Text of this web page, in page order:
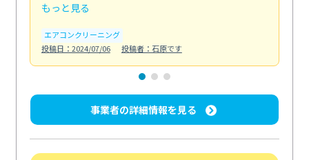
もっと見る
エアコンクリーニング
投稿日：2024/07/06
投稿者：石原です
事業者の詳細情報を見る